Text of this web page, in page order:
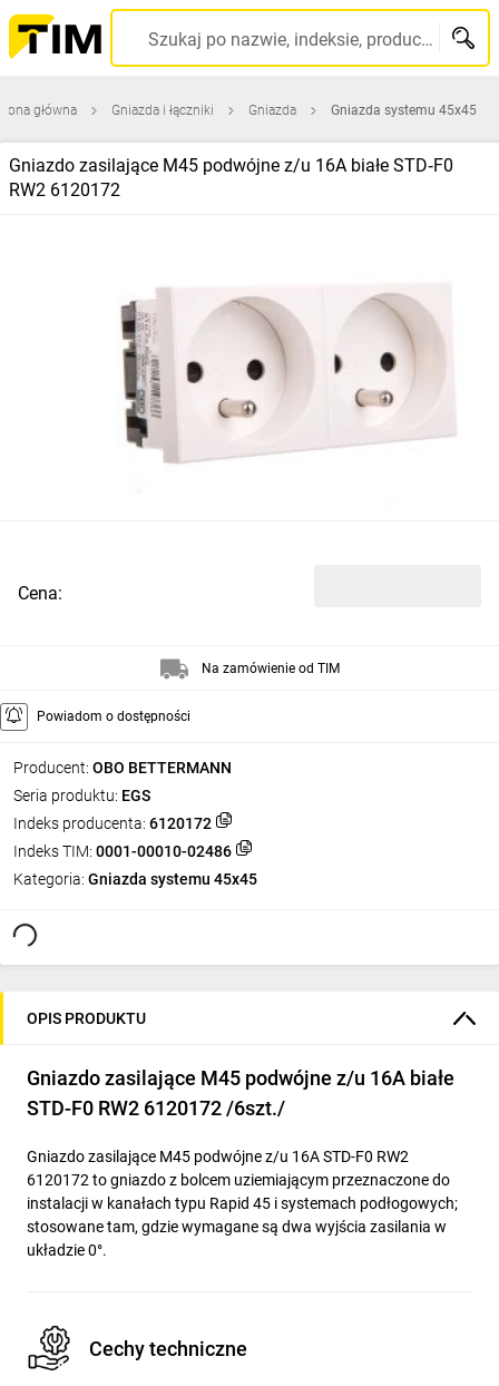
Szukaj po nazwie, indeksie, producencie, kodzie kreskowym...
główna Gniazda i łączniki Gniazda Gniazda systemu 45x45
Gniazdo zasilające M45 podwójne z/u 16A białe STD‑F0
RW2 6120172
Producent: OBO BETTERMANN
Seria produktu: EGS
Indeks producenta: 6120172
Indeks TIM: 0001-00010-02486
Kategoria: Gniazda systemu 45x45
Cena:
Na zamówienie od TIM
Powiadom o dostępności
OPIS PRODUKTU
Gniazdo zasilające M45 podwójne z/u 16A białe
STD-F0 RW2 6120172 /6szt./
Gniazdo zasilające M45 podwójne z/u 16A STD-F0 RW2
6120172 to gniazdo z bolcem uziemiającym przeznaczone do
instalacji w kanałach typu Rapid 45 i systemach podłogowych;
stosowane tam, gdzie wymagane są dwa wyjścia zasilania w
układzie 0°.
Cechy techniczne